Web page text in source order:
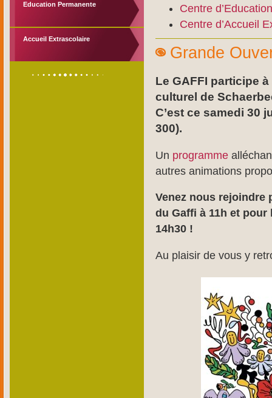
Education Permanente
Accueil Extrascolaire
Centre
Centre d’Accueil
Grande
Le GAFFI participe
culturel de
C’est ce samedi 30
300).
Un programme
autres animations
Venez nous rejoindre
du Gaffi à 11h et pour
14h30 !
Au plaisir de vous y